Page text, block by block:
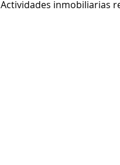
Actividades inmobiliarias